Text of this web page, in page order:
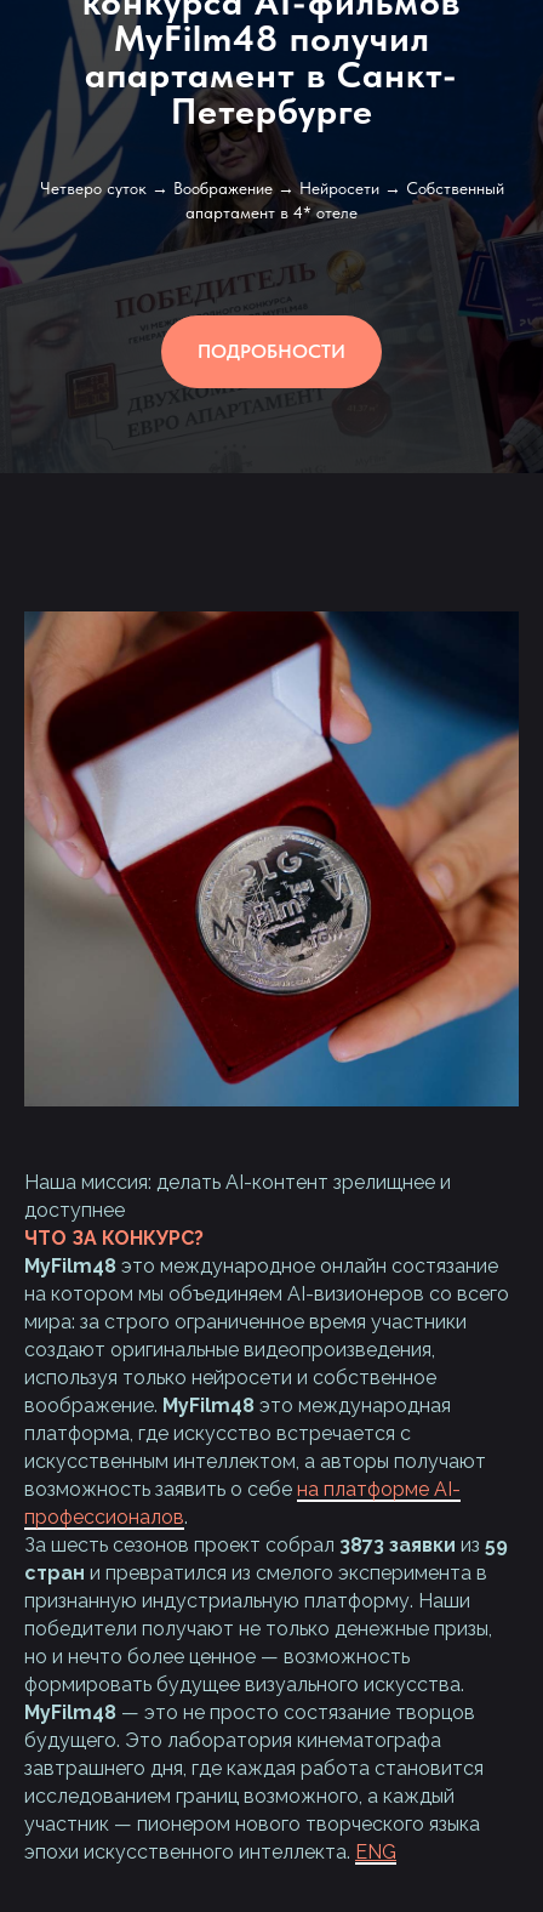
MyFilm48 получил
апартамент в Санкт-
Петербурге
Четверо суток → Воображение → Нейросети → Собственный
апартамент в 4* отеле
ПОДРОБНОСТИ
Наша миссия: делать AI-контент зрелищнее и
доступнее
ЧТО ЗА КОНКУРС?
MyFilm48 это международное онлайн состязание
на котором мы объединяем AI-визионеров со всего
мира: за строго ограниченное время участники
создают оригинальные видеопроизведения,
используя только нейросети и собственное
воображение. MyFilm48 это международная
платформа, где искусство встречается с
искусственным интеллектом, а авторы получают
возможность заявить о себе на платформе AI-
профессионалов.
За шесть сезонов проект собрал 3873 заявки из 59
стран и превратился из смелого эксперимента в
признанную индустриальную платформу. Наши
победители получают не только денежные призы,
но и нечто более ценное — возможность
формировать будущее визуального искусства.
MyFilm48 — это не просто состязание творцов
будущего. Это лаборатория кинематографа
завтрашнего дня, где каждая работа становится
исследованием границ возможного, а каждый
участник — пионером нового творческого языка
эпохи искусственного интеллекта. ENG